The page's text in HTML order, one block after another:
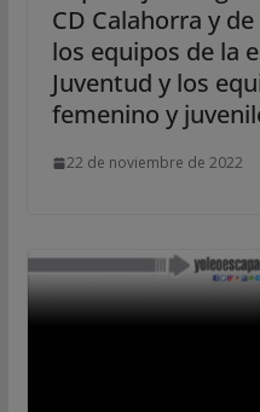
CD Calahorra y
los equipos de la
Juventud y los
femenino y
22 de noviembre de 2022